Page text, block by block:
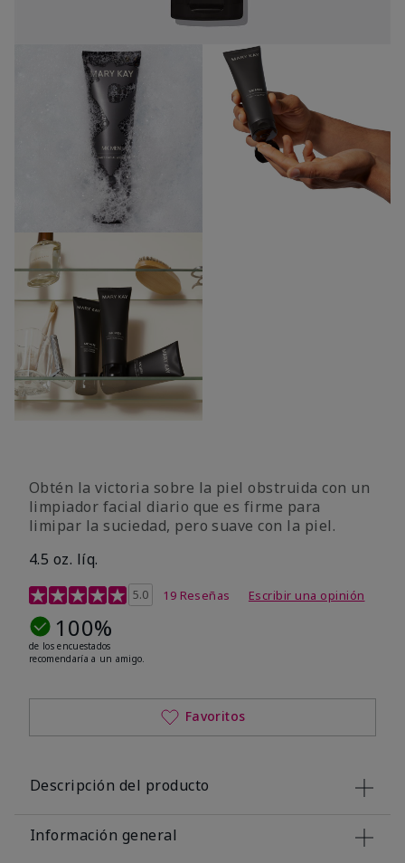
Obtén la victoria sobre la piel obstruida con un
limpiador facial diario que es firme para
limipar la suciedad, pero suave con la piel.
4.5 oz. líq.
Calificación de clientes de 5 de 5
5.0 19 Reseñas Escribir una opinión
100%
de los encuestados
recomendaría a un amigo.
Favoritos
Descripción del producto
Información general